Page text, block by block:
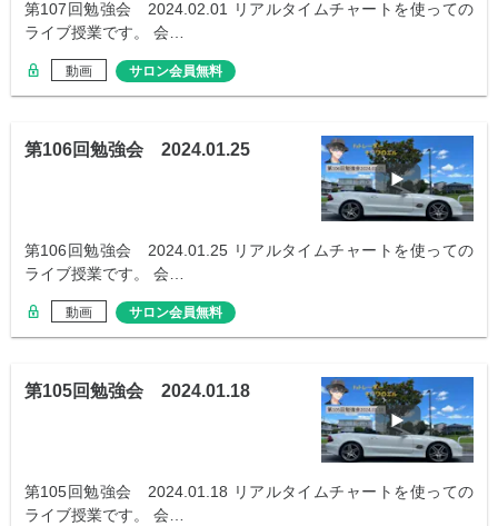
第107回勉強会 2024.02.01 リアルタイムチャートを使っての
ライブ授業です。 会…
動画 サロン会員無料
第106回勉強会 2024.01.25
第106回勉強会 2024.01.25 リアルタイムチャートを使っての
ライブ授業です。 会…
動画 サロン会員無料
第105回勉強会 2024.01.18
第105回勉強会 2024.01.18 リアルタイムチャートを使っての
ライブ授業です。 会…